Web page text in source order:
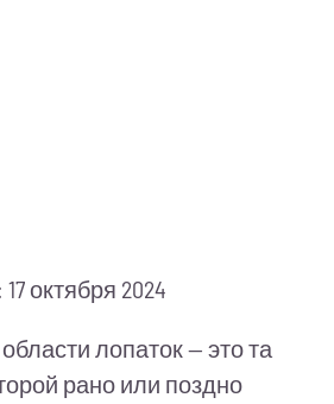
октября 2024
лопаток — это та
рано или поздно